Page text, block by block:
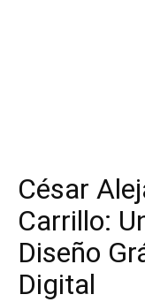
César
Carrillo:
Diseño
Digital